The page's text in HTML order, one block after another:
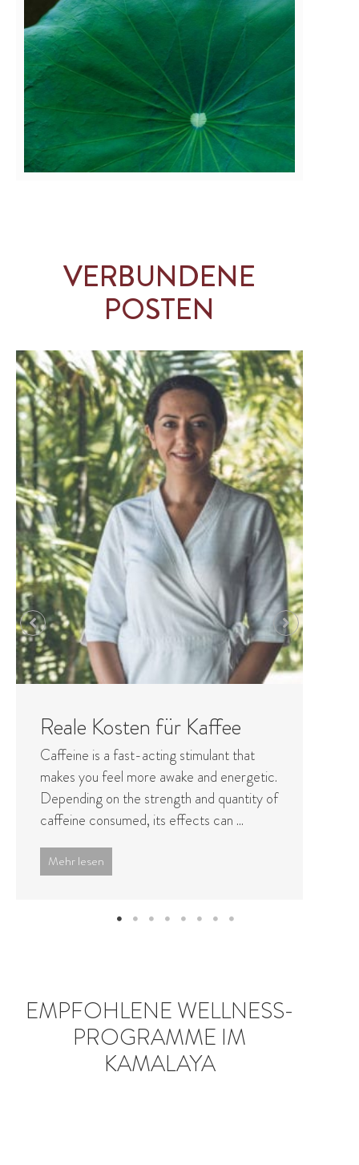
VERBUNDENE
POSTEN
Stress & Erholung bei
Nebennieren-Burnout
Excessive stress is the main cause.
Working too much, sleeping too little, the
constant demands of a fast-paced, high-
stress lifestyle, and even stressful life
events ...
EMPFOHLENE WELLNESS-
PROGRAMME IM
KAMALAYA